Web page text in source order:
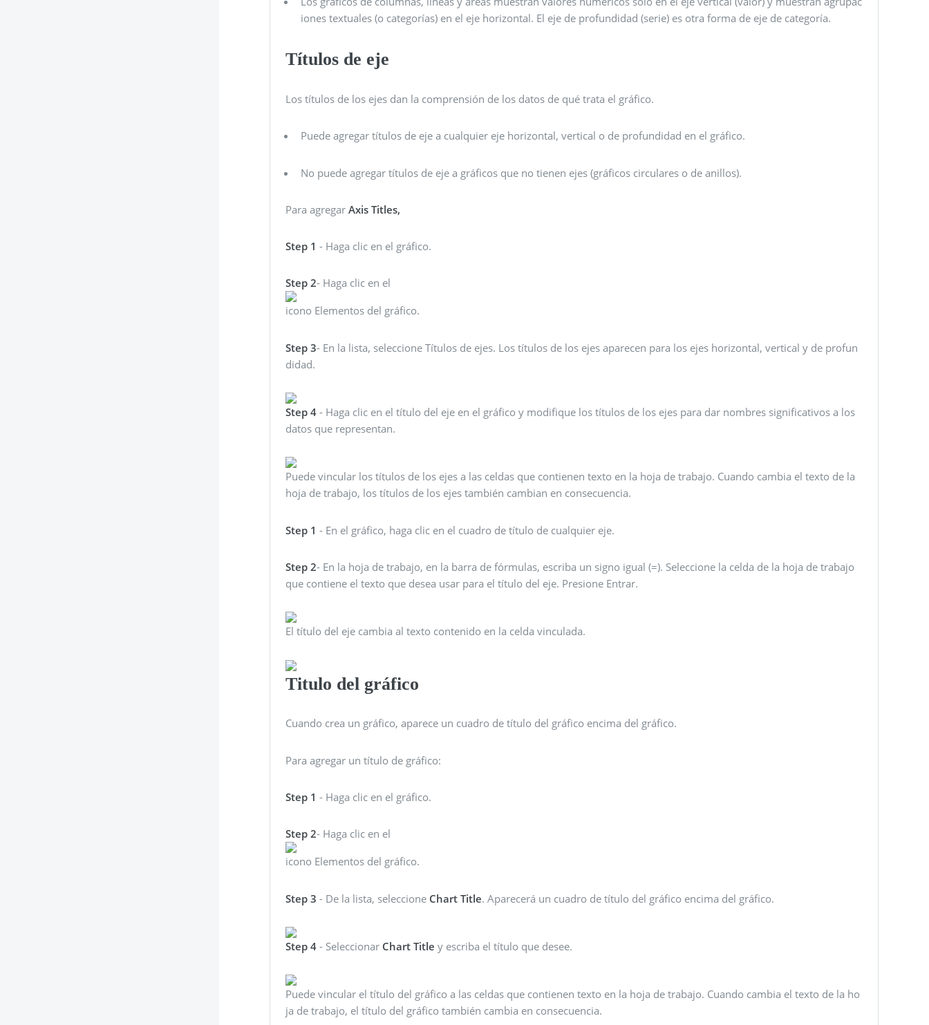
iones textuales (o categorías) en el eje horizontal. El eje de profundidad (serie) es otra forma de eje de categoría.
Títulos de eje
Los títulos de los ejes dan la comprensión de los datos de qué trata el gráfico.
Puede agregar títulos de eje a cualquier eje horizontal, vertical o de profundidad en el gráfico.
No puede agregar títulos de eje a gráficos que no tienen ejes (gráficos circulares o de anillos).
Para agregarAxis Titles,
Step 1 - Haga clic en el gráfico.
Step 2- Haga clic en el
icono Elementos del gráfico.
Step 3- En la lista, seleccione Títulos de ejes. Los títulos de los ejes aparecen para los ejes horizontal, vertical y de profun
didad.
Step 4 - Haga clic en el título del eje en el gráfico y modifique los títulos de los ejes para dar nombres significativos a los
datos que representan.
Puede vincular los títulos de los ejes a las celdas que contienen texto en la hoja de trabajo. Cuando cambia el texto de la
hoja de trabajo, los títulos de los ejes también cambian en consecuencia.
Step 1 - En el gráfico, haga clic en el cuadro de título de cualquier eje.
Step 2- En la hoja de trabajo, en la barra de fórmulas, escriba un signo igual (=). Seleccione la celda de la hoja de trabajo
que contiene el texto que desea usar para el título del eje. Presione Entrar.
El título del eje cambia al texto contenido en la celda vinculada.
Titulo del gráfico
Cuando crea un gráfico, aparece un cuadro de título del gráfico encima del gráfico.
Para agregar un título de gráfico:
Step 1 - Haga clic en el gráfico.
Step 2- Haga clic en el
icono Elementos del gráfico.
Step 3 - De la lista, seleccione Chart Title. Aparecerá un cuadro de título del gráfico encima del gráfico.
Step 4 - Seleccionar Chart Title y escriba el título que desee.
Puede vincular el título del gráfico a las celdas que contienen texto en la hoja de trabajo. Cuando cambia el texto de la ho
ja de trabajo, el título del gráfico también cambia en consecuencia.